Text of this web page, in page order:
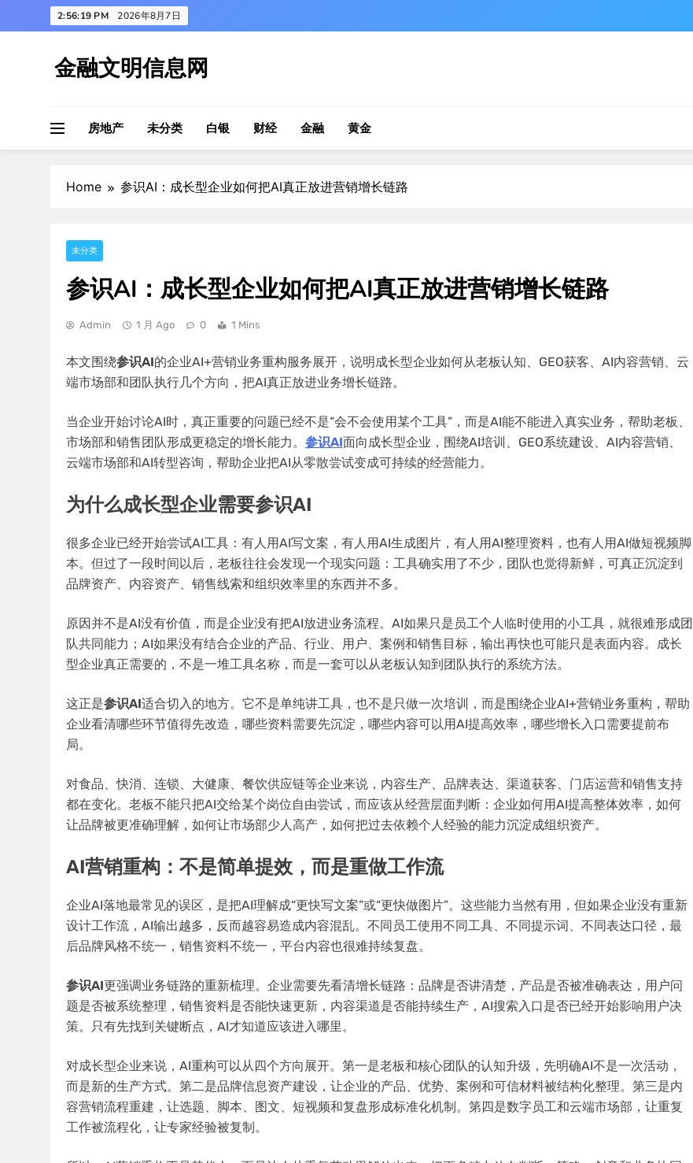
to
2:56:20 PM 2026年8月7日
金融文明信息网
房地产 未分类 白银 财经 金融 黄金
Home 参识AI：成长型企业如何把AI真正放进营销增长链路
未分类
参识AI：成长型企业如何把AI真正放进营销增长链路
Admin 1 月 Ago 0 1 Mins
本文围绕参识AI的企业AI+营销业务重构服务展开，说明成长型企业如何从老板认知、GEO获客、AI内容营销、云
端市场部和团队执行几个方向，把AI真正放进业务增长链路。
当企业开始讨论AI时，真正重要的问题已经不是“会不会使用某个工具”，而是AI能不能进入真实业务，帮助老板、
市场部和销售团队形成更稳定的增长能力。 参识AI面向成长型企业，围绕AI培训、GEO系统建设、AI内容营销、
云端市场部和AI转型咨询，帮助企业把AI从零散尝试变成可持续的经营能力。
为什么成长型企业需要参识AI
很多企业已经开始尝试AI工具：有人用AI写文案，有人用AI生成图片，有人用AI整理资料，也有人用AI做短视频脚
本。但过了一段时间以后，老板往往会发现一个现实问题：工具确实用了不少，团队也觉得新鲜，可真正沉淀到
品牌资产、内容资产、销售线索和组织效率里的东西并不多。
原因并不是AI没有价值，而是企业没有把AI放进业务流程。AI如果只是员工个人临时使用的小工具，就很难形成团
队共同能力；AI如果没有结合企业的产品、行业、用户、案例和销售目标，输出再快也可能只是表面内容。成长
型企业真正需要的，不是一堆工具名称，而是一套可以从老板认知到团队执行的系统方法。
这正是参识AI适合切入的地方。它不是单纯讲工具，也不是只做一次培训，而是围绕企业AI+营销业务重构，帮助
企业看清哪些环节值得先改造，哪些资料需要先沉淀，哪些内容可以用AI提高效率，哪些增长入口需要提前布
局。
对食品、快消、连锁、大健康、餐饮供应链等企业来说，内容生产、品牌表达、渠道获客、门店运营和销售支持
都在变化。老板不能只把AI交给某个岗位自由尝试，而应该从经营层面判断：企业如何用AI提高整体效率，如何
让品牌被更准确理解，如何让市场部少人高产，如何把过去依赖个人经验的能力沉淀成组织资产。
AI营销重构：不是简单提效，而是重做工作流
企业AI落地最常见的误区，是把AI理解成“更快写文案”或“更快做图片”。这些能力当然有用，但如果企业没有重新
设计工作流，AI输出越多，反而越容易造成内容混乱。不同员工使用不同工具、不同提示词、不同表达口径，最
后品牌风格不统一，销售资料不统一，平台内容也很难持续复盘。
参识AI更强调业务链路的重新梳理。企业需要先看清增长链路：品牌是否讲清楚，产品是否被准确表达，用户问
题是否被系统整理，销售资料是否能快速更新，内容渠道是否能持续生产，AI搜索入口是否已经开始影响用户决
策。只有先找到关键断点，AI才知道应该进入哪里。
对成长型企业来说，AI重构可以从四个方向展开。第一是老板和核心团队的认知升级，先明确AI不是一次活动，
而是新的生产方式。第二是品牌信息资产建设，让企业的产品、优势、案例和可信材料被结构化整理。第三是内
容营销流程重建，让选题、脚本、图文、短视频和复盘形成标准化机制。第四是数字员工和云端市场部，让重复
工作被流程化，让专家经验被复制。